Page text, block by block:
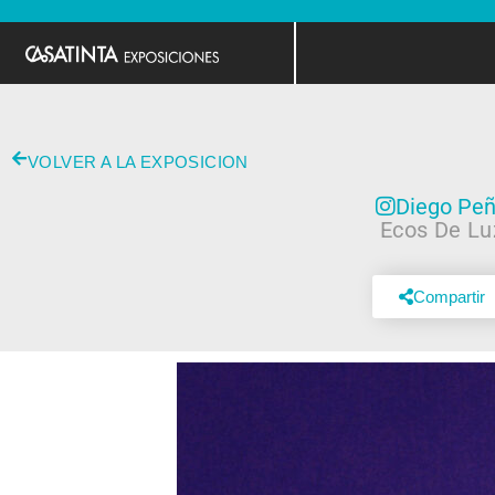
VOLVER A LA EXPOSICION
Diego
Ecos De
Compartir